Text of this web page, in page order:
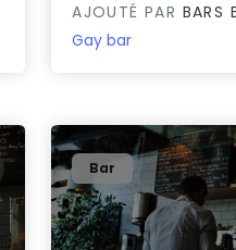
AJOUTÉ PAR BARS
Gay bar
Bar